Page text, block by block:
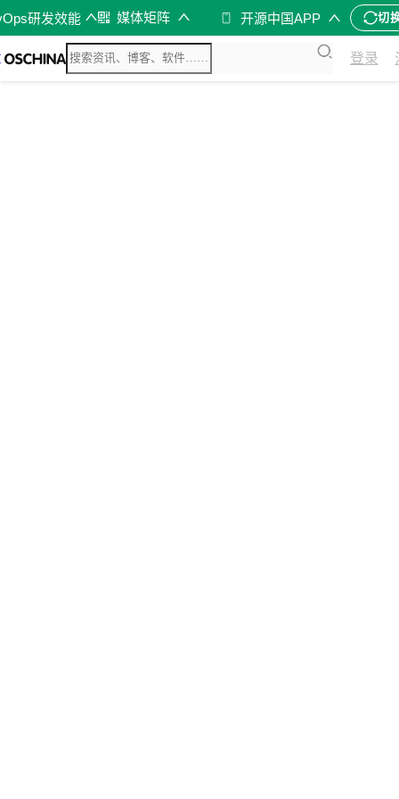
研发效能 媒体矩阵 开源中国APP 切
登录